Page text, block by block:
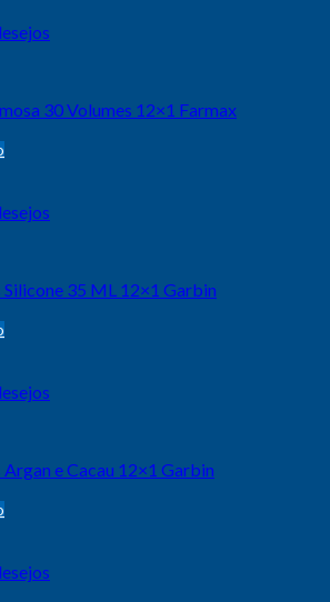
30 Volumes 12×1 Farmax
Silicone 35 ML 12×1 Garbin
e Cacau 12×1 Garbin